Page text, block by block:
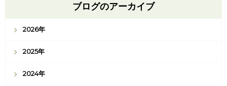
ブログのアーカイブ
2026年
2025年
2024年